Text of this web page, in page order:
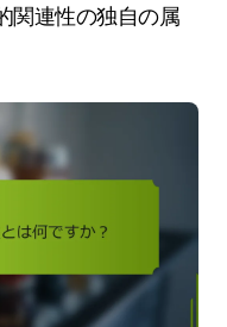
関連性の独自の属